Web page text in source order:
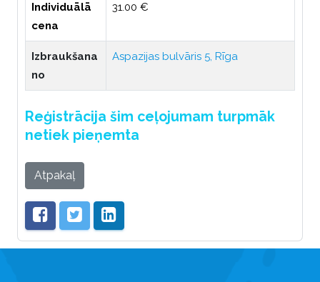
Individuālā
cena
31.00 €
Izbraukšana
no
Aspazijas bulvāris 5, Rīga
Reģistrācija šim ceļojumam turpmāk
netiek pieņemta
Atpakaļ